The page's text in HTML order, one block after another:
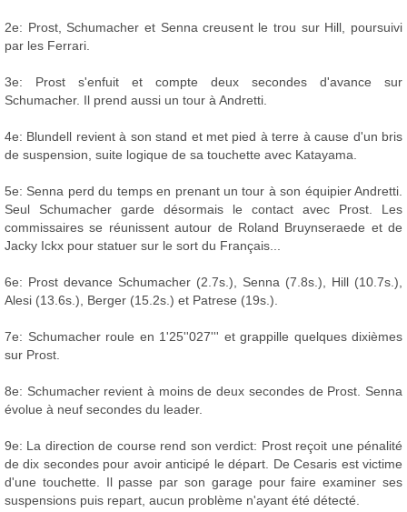
2e: Prost, Schumacher et Senna creusent le trou sur Hill, poursuivi
par les Ferrari.
3e: Prost s'enfuit et compte deux secondes d'avance sur
Schumacher. Il prend aussi un tour à Andretti.
4e: Blundell revient à son stand et met pied à terre à cause d'un bris
de suspension, suite logique de sa touchette avec Katayama.
5e: Senna perd du temps en prenant un tour à son équipier Andretti.
Seul Schumacher garde désormais le contact avec Prost. Les
commissaires se réunissent autour de Roland Bruynseraede et de
Jacky Ickx pour statuer sur le sort du Français...
6e: Prost devance Schumacher (2.7s.), Senna (7.8s.), Hill (10.7s.),
Alesi (13.6s.), Berger (15.2s.) et Patrese (19s.).
7e: Schumacher roule en 1'25''027''' et grappille quelques dixièmes
sur Prost.
8e: Schumacher revient à moins de deux secondes de Prost. Senna
évolue à neuf secondes du leader.
9e: La direction de course rend son verdict: Prost reçoit une pénalité
de dix secondes pour avoir anticipé le départ. De Cesaris est victime
d'une touchette. Il passe par son garage pour faire examiner ses
suspensions puis repart, aucun problème n'ayant été détecté.